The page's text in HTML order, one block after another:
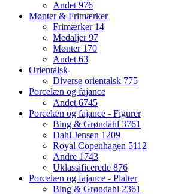
Andet 976
Mønter & Frimærker
Frimærker 14
Medaljer97
Mønter 170
Andet 63
Orientalsk
Diverse orientalsk 775
Porcelæn og fajance
Andet 6745
Porcelæn og fajance - Figurer
Bing & Grøndahl 3761
Dahl Jensen 1209
Royal Copenhagen 5112
Andre 1743
Uklassificerede 876
Porcelæn og fajance - Platter
Bing & Grøndahl 2361